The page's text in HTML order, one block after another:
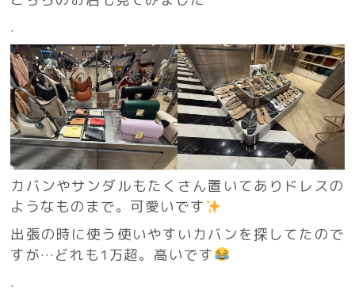
.
カバンやサンダルもたくさん置いてありドレスの
ようなものまで。可愛いです
出張の時に使う使いやすいカバンを探してたので
すが…どれも1万超。高いです
.